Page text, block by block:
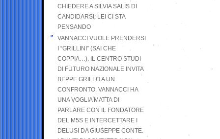
CHIEDERE A SILVIA SALIS DI
CANDIDARSI: LEI CI STA
PENSANDO
VANNACCI VUOLE PRENDERSI
I “GRILLINI” (SAI CHE
COPPIA…). IL CENTRO STUDI
DI FUTURO NAZIONALE INVITA
BEPPE GRILLO A UN
CONFRONTO. VANNACCI HA
UNA VOGLIA MATTA DI
PARLARE CON IL FONDATORE
DEL M5S E INTERCETTARE I
DELUSI DA GIUSEPPE CONTE.